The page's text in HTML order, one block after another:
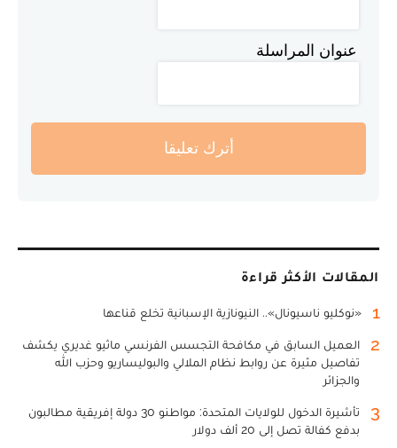
عنوان المراسلة
أترك تعليقا
المقالات الأكثر قراءة
1 «نوكليو ناسيونال».. النيونازية الإسبانية تخلع قناعها
2
العميل السابق في مكافحة التجسس الفرنسي ماثيو غديري يكشف
تفاصيل مثيرة عن روابط نظام الملالي والبوليساريو وحزب الله
والجزائر
3
تأشيرة الدخول للولايات المتحدة: مواطنو 30 دولة إفريقية مطالبون
بدفع كفالة تصل إلى 20 ألف دولار